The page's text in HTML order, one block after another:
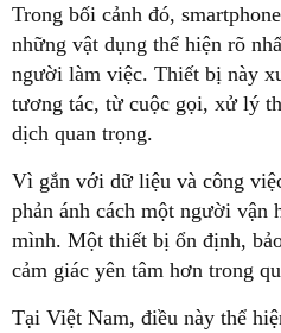
Trong bối cảnh đó,
những vật dụng thể hiện rõ
người làm việc. Thiết bị này
tương tác, từ cuộc gọi, xử lý
dịch quan trọng.
Vì gắn với dữ liệu và công
phản ánh cách một người vận
mình. Một thiết bị ổn định,
cảm giác yên tâm hơn trong
Tại Việt Nam, điều này thể